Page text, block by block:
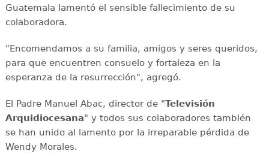
Guatemala lamentó el sensible fallecimiento de su
colaboradora.
"Encomendamos a su familia, amigos y seres queridos,
para que encuentren consuelo y fortaleza en la
esperanza de la resurrección", agregó.
El Padre Manuel Abac, director de "Televisión
Arquidiocesana" y todos sus colaboradores también
se han unido al lamento por la irreparable pérdida de
Wendy Morales.